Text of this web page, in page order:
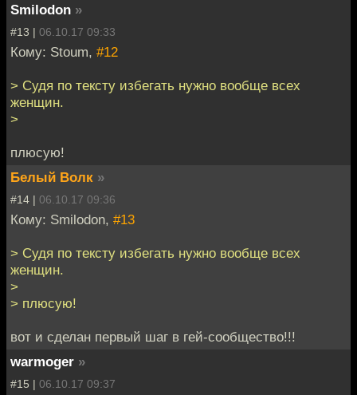
Smilodon »
#13 | 06.10.17 09:33
Кому: Stoum, #12
> Судя по тексту избегать нужно вообще всех
женщин.
>
плюсую!
Белый Волк »
#14 | 06.10.17 09:36
Кому: Smilodon, #13
> Судя по тексту избегать нужно вообще всех
женщин.
>
> плюсую!
вот и сделан первый шаг в гей-сообщество!!!
warmoger »
#15 | 06.10.17 09:37